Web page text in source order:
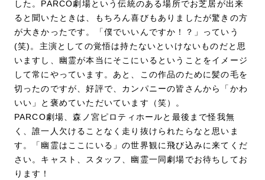
した。PARCO劇場という伝統のある場所でお芝居が出来
ると聞いたときは、もちろん喜びもありましたが驚きの方
が大きかったです。「僕でいいんですか！？」っていう
(笑)。主演としての覚悟は持たないといけないものだと思
いますし、幽霊が本当にそこにいるということをイメージ
して常にやっています。あと、この作品のために髪の毛を
切ったのですが、好評で、カンパニーの皆さんから「かわ
いい」と褒めていただいています（笑）。
PARCO劇場、森ノ宮ピロティホールと最後まで怪我無
く、誰一人欠けることなく走り抜けられたらなと思いま
す。「幽霊はここにいる」の世界観に飛び込みに来てくだ
さい。キャスト、スタッフ、幽霊一同劇場でお待ちしてお
ります！